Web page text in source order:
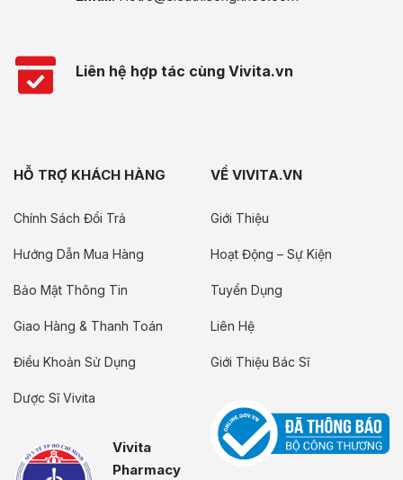
Liên hệ hợp tác cùng Vivita.vn
HỖ TRỢ KHÁCH HÀNG
Chính Sách Đổi Trả
Hướng Dẫn Mua Hàng
Bảo Mật Thông Tin
Giao Hàng & Thanh Toán
Điều Khoản Sử Dụng
Dược Sĩ Vivita
Vivita
Pharmacy
VỀ VIVITA.VN
Giới Thiệu
Hoạt Động – Sự Kiện
Tuyển Dụng
Liên Hệ
Giới Thiệu Bác Sĩ